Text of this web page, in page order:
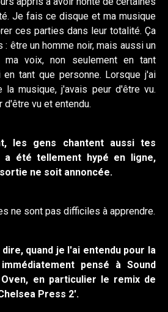
Je fais ce disque et ma musique
ces parties dans leur totalité. Ça
être un homme noir, mais aussi un
ma voix, non seulement en tant
tant que personne. Lorsque j'ai
la musique, j'avais peur d'être vu.
d'être vu et entendu.
les gens chantent aussi tes
a été tellement hypé en ligne,
ne soit annoncée.
ne sont pas difficiles à apprendre.
quand je l'ai entendu pour la
pensé à Sound
en particulier le remix de
Press 2'.